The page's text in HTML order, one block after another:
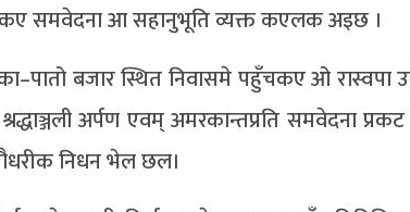
समवेदना आ सहानुभूति व्यक्त कएलक अइछ ।
बजार स्थित निवासमे पहुँचकए ओ रास्वपा
अर्पण एवम् अमरकान्तप्रति समवेदना
निधन भेल छल।